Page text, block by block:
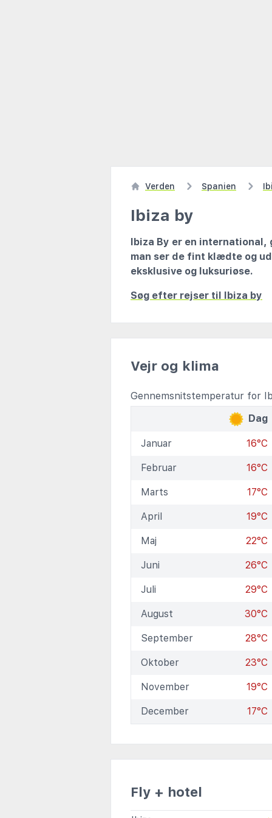
Verden Spanien
Ibiza by
Ibiza By er en
man ser de fint klædte og
eksklusive og luksuriøse.
Søg efter rejser til Ibiza by
Vejr og klima
Gennemsnitstemperatur for
Dag
Januar 16°C
Februar 16°C
Marts 17°C
April 19°C
Maj 22°C
Juni 26°C
Juli 29°C
August 30°C
September 28°C
Oktober 23°C
November 19°C
December 17°C
Fly + hotel